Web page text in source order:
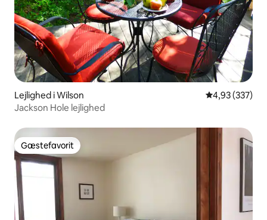
Lejlighed i Wilson 4,93 ud af 5 i
4,93 (337)
Jackson Hole lejlighed
Gæstefavorit
Gæstefavorit